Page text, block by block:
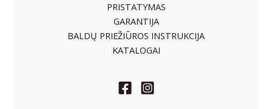
PRISTATYMAS
GARANTIJA
BALDŲ PRIEŽIŪROS INSTRUKCIJA
KATALOGAI